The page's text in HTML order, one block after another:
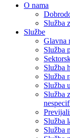
O nama
Služba
Službe
Glavna
Služba
Služba
Služba
Služba
Služba
Služba
Služba